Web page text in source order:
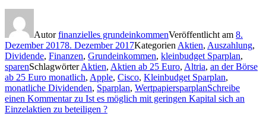
Autorfinanzielles grundeinkommenVeröffentlicht am 8.
Dezember 20178. Dezember 2017Kategorien Aktien, Auszahlung,
Dividende, Finanzen, Grundeinkommen, kleinbudget Sparplan,
sparenSchlagwörterAktien, Aktien ab 25 Euro, Altria, an der Börse
ab 25 Euro monatlich, Apple, Cisco, Kleinbudget Sparplan,
monatliche Dividenden, Sparplan, WertpapiersparplanSchreibe
einen Kommentarzu Ist es möglich mit geringen Kapital sich an
Einzelaktien zu beteiligen ?